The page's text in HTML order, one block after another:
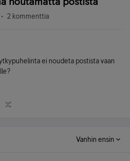
2 kommenttia
ei noudeta postista vaan
Vanhin ensin